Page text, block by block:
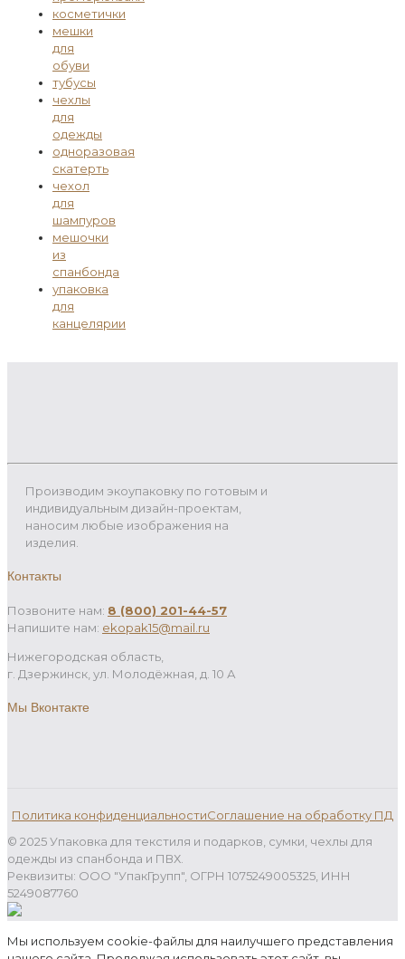
косметички
мешки
для
обуви
тубусы
чехлы
для
одежды
одноразовая
скатерть
чехол
для
шампуров
мешочки
из
спанбонда
упаковка
для
канцелярии
Производим экоупаковку по готовым и
индивидуальным дизайн-проектам,
наносим любые изображения на
изделия.
Контакты
Позвоните нам: 8 (800) 201-44-57
Напишите нам: ekopak15@mail.ru
Нижегородская область,
г. Дзержинск, ул. Молодёжная, д. 10 А
Мы Вконтакте
Политика конфиденциальностиСоглашение на обработку ПД
© 2025 Упаковка для текстиля и подарков, сумки, чехлы для
одежды из спанбонда и ПВХ.
Реквизиты: ООО "УпакГрупп", ОГРН 1075249005325, ИНН
5249087760
Мы используем cookie-файлы для наилучшего представления